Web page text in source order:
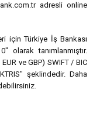
adresli online
için Türkiye İş Bankası
olarak tanımlanmıştır.
ve GBP) SWIFT / BIC
şeklindedir. Daha